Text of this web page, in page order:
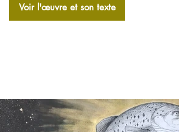
Voir l'​œuvre et son texte